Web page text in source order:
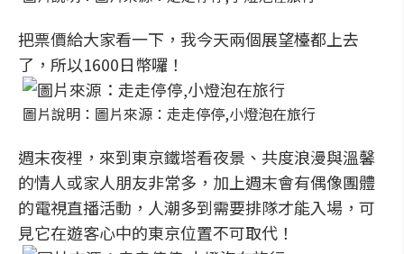
把票價給大家看一下，我今天兩個展望檯都上去
了，所以1600日幣囉！
圖片說明：圖片來源：走走停停,小燈泡在旅行
週末夜裡，來到東京鐵塔看夜景、共度浪漫與溫馨
的情人或家人朋友非常多，加上週末會有偶像團體
的電視直播活動，人潮多到需要排隊才能入場，可
見它在遊客心中的東京位置不可取代！